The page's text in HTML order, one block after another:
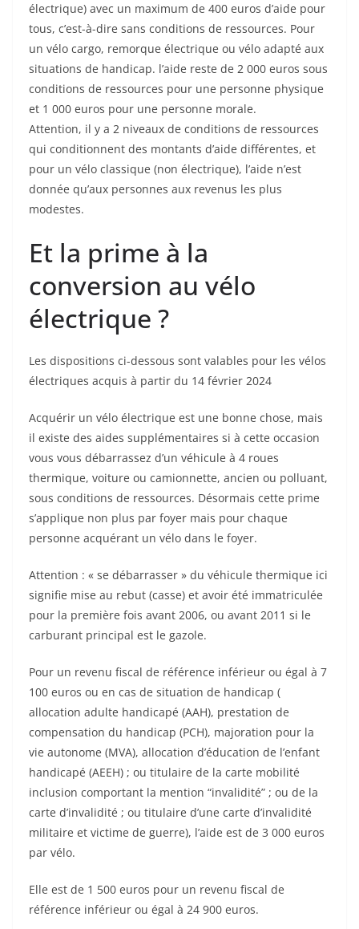
électrique) avec un maximum de 400 euros d’aide pour
tous, c’est-à-dire sans conditions de ressources. Pour
un vélo cargo, remorque électrique ou vélo adapté aux
situations de handicap. l’aide reste de 2 000 euros sous
conditions de ressources pour une personne physique
et 1 000 euros pour une personne morale.
Attention, il y a 2 niveaux de conditions de ressources
qui conditionnent des montants d’aide différentes, et
pour un vélo classique (non électrique), l’aide n’est
donnée qu’aux personnes aux revenus les plus
modestes.
Et la prime à la
conversion au vélo
électrique ?
Les dispositions ci-dessous sont valables pour les vélos
électriques acquis à partir du 14 février 2024
Acquérir un vélo électrique est une bonne chose, mais
il existe des aides supplémentaires si à cette occasion
vous vous débarrassez d’un véhicule à 4 roues
thermique, voiture ou camionnette, ancien ou polluant,
sous conditions de ressources. Désormais cette prime
s’applique non plus par foyer mais pour chaque
personne acquérant un vélo dans le foyer.
Attention : « se débarrasser » du véhicule thermique ici
signifie mise au rebut (casse) et avoir été immatriculée
pour la première fois avant 2006, ou avant 2011 si le
carburant principal est le gazole.
Pour un revenu fiscal de référence inférieur ou égal à 7
100 euros ou en cas de situation de handicap (
allocation adulte handicapé (AAH), prestation de
compensation du handicap (PCH), majoration pour la
vie autonome (MVA), allocation d’éducation de l’enfant
handicapé (AEEH) ; ou titulaire de la carte mobilité
inclusion comportant la mention “invalidité” ; ou de la
carte d’invalidité ; ou titulaire d’une carte d’invalidité
militaire et victime de guerre), l’aide est de 3 000 euros
par vélo.
Elle est de 1 500 euros pour un revenu fiscal de
référence inférieur ou égal à 24 900 euros.